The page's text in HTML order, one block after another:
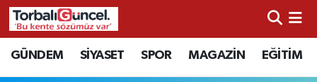
GÜNDEM SİYASET SPOR MAGAZİN EĞİTİM
İzmir Nöbetçi Eczaneler